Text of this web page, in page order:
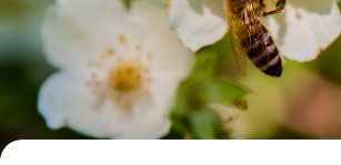
Om SV
Starta studiecirkel
Cirkelledare